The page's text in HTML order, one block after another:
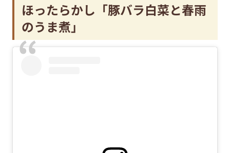
ほったらかし「豚バラ白菜と春雨
のうま煮」